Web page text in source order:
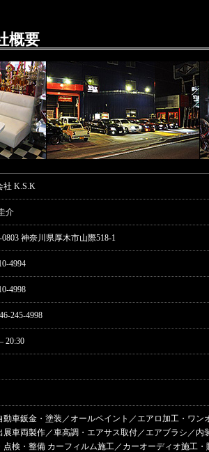
概要
社 K.S.K
介
0803 神奈川県厚木市山際518-1
4994
4998
245-4998
20:30
動車鈑金・塗装／オールペイント／エアロ加工・ワ
展車両製作／車高調・エアサス取付／エアブラシ／
点検・整備 カーフィルム施工／カーオーディオ施工